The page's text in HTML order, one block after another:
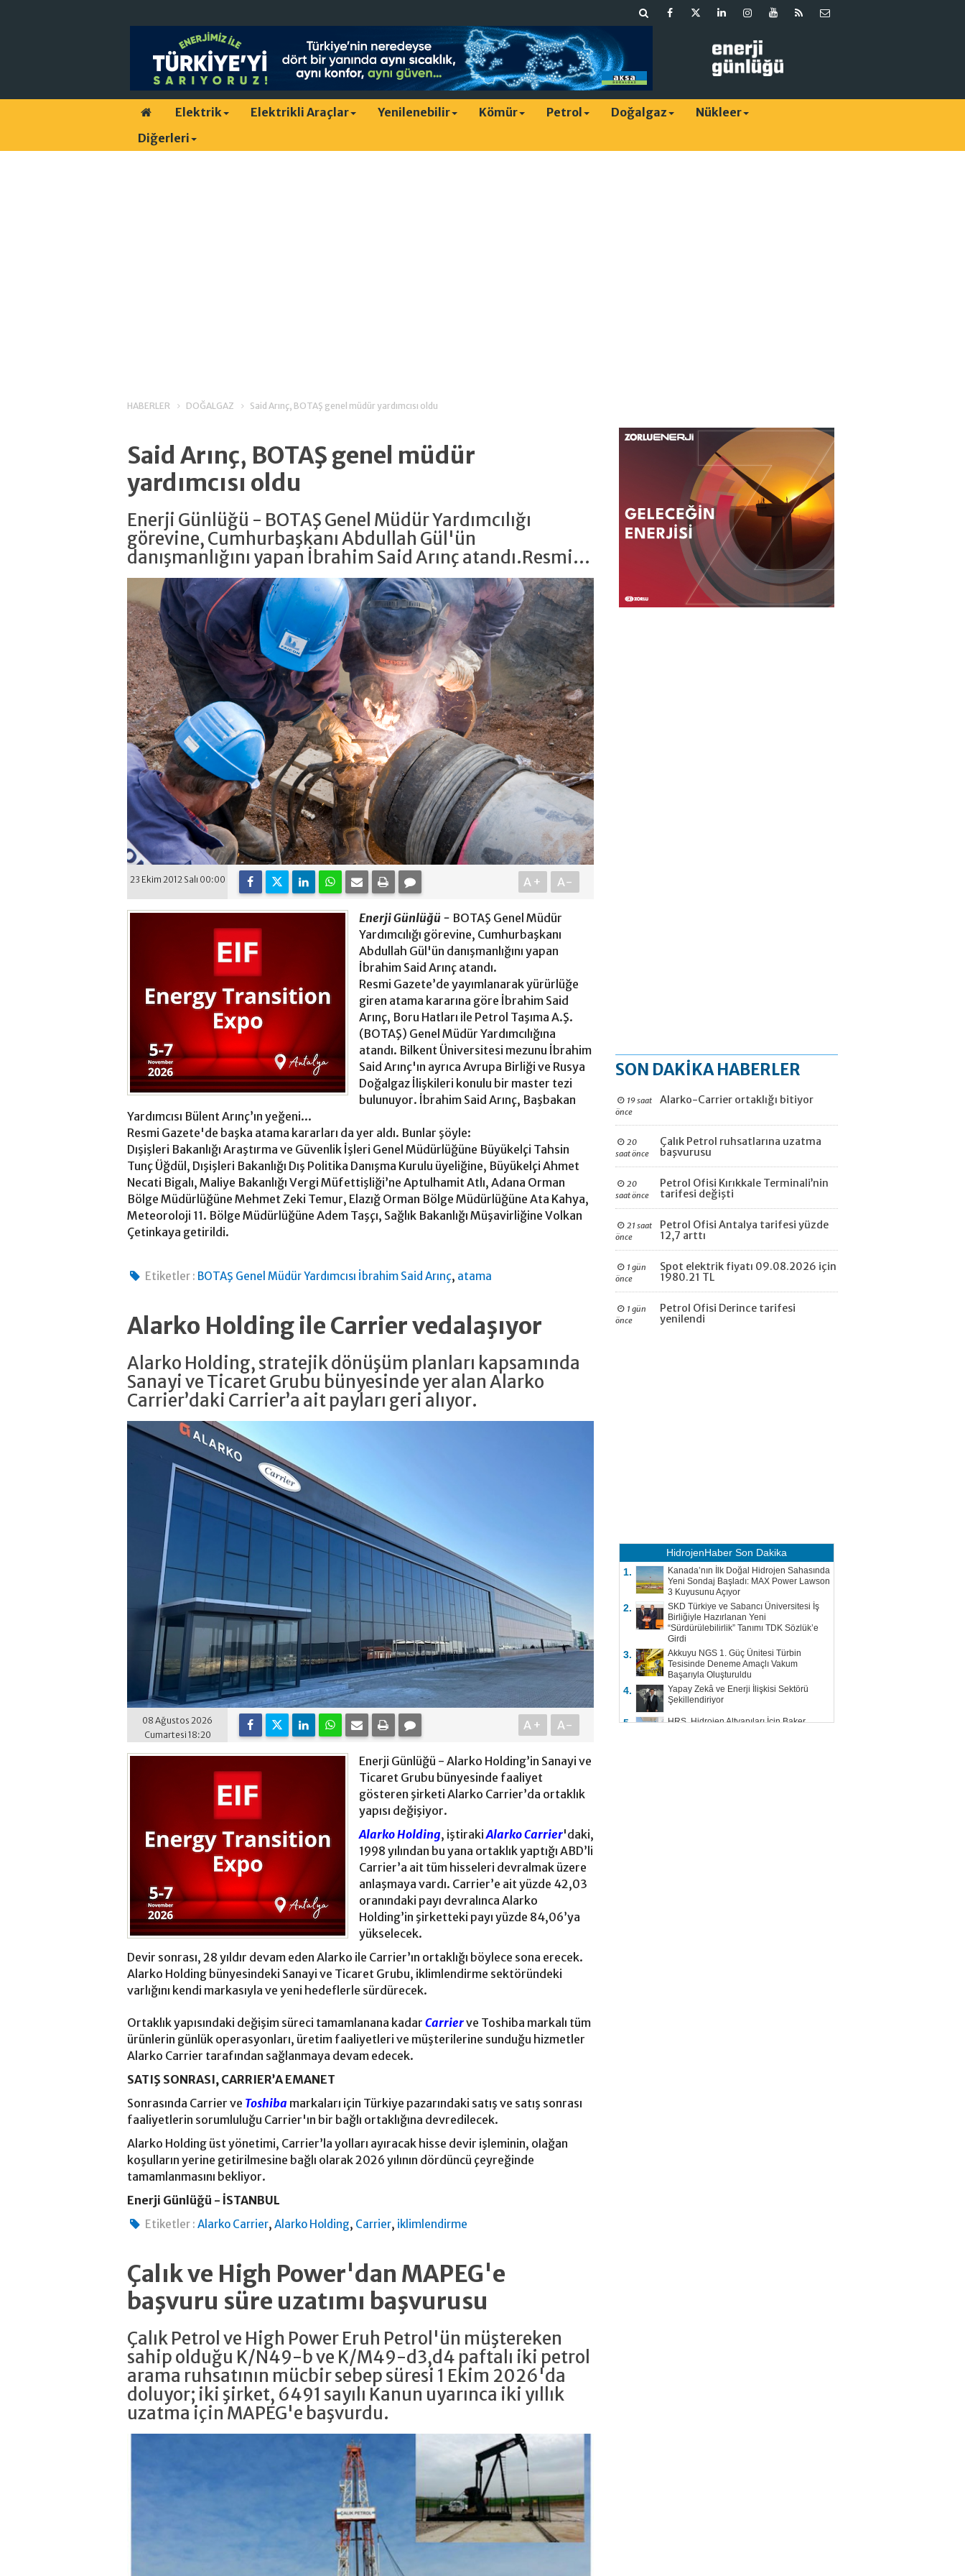
Elektrik Elektrikli Araçlar Yenilenebilir Kömür Petrol Doğalgaz
Nükleer
Diğerleri
HABERLER DOĞALGAZ Said Arınç, BOTAŞ genel müdür yardımcısı oldu
Said Arınç, BOTAŞ genel müdür
yardımcısı oldu
Enerji Günlüğü - BOTAŞ Genel Müdür Yardımcılığı
görevine, Cumhurbaşkanı Abdullah Gül'ün
danışmanlığını yapan İbrahim Said Arınç atandı.Resmi...
23 Ekim 2012 Salı 00:00 A+ A-
Enerji Günlüğü - BOTAŞ Genel Müdür
Yardımcılığı görevine, Cumhurbaşkanı
Abdullah Gül'ün danışmanlığını yapan
İbrahim Said Arınç atandı.
Resmi Gazete’de yayımlanarak yürürlüğe
giren atama kararına göre İbrahim Said
Arınç, Boru Hatları ile Petrol Taşıma A.Ş.
(BOTAŞ) Genel Müdür Yardımcılığına
atandı. Bilkent Üniversitesi mezunu İbrahim
Said Arınç'ın ayrıca Avrupa Birliği ve Rusya
Doğalgaz İlişkileri konulu bir master tezi
bulunuyor. İbrahim Said Arınç, Başbakan
Yardımcısı Bülent Arınç’ın yeğeni...
Resmi Gazete'de başka atama kararları da yer aldı. Bunlar şöyle:
Dışişleri Bakanlığı Araştırma ve Güvenlik İşleri Genel Müdürlüğüne Büyükelçi Tahsin
Tunç Üğdül, Dışişleri Bakanlığı Dış Politika Danışma Kurulu üyeliğine, Büyükelçi Ahmet
Necati Bigalı, Maliye Bakanlığı Vergi Müfettişliği’ne Aptulhamit Atlı, Adana Orman
Bölge Müdürlüğüne Mehmet Zeki Temur, Elazığ Orman Bölge Müdürlüğüne Ata Kahya,
Meteoroloji 11. Bölge Müdürlüğüne Adem Taşçı, Sağlık Bakanlığı Müşavirliğine Volkan
Çetinkaya getirildi.
Etiketler : BOTAŞ Genel Müdür Yardımcısı İbrahim Said Arınç, atama
Alarko Holding ile Carrier vedalaşıyor
Alarko Holding, stratejik dönüşüm planları kapsamında
Sanayi ve Ticaret Grubu bünyesinde yer alan Alarko
Carrier’daki Carrier’a ait payları geri alıyor.
08 Ağustos 2026
Cumartesi 18:20
A+ A-
Enerji Günlüğü - Alarko Holding’in Sanayi ve
Ticaret Grubu bünyesinde faaliyet
gösteren şirketi Alarko Carrier’da ortaklık
yapısı değişiyor.
Alarko Holding, iştirakiAlarko Carrier'daki,
1998 yılından bu yana ortaklık yaptığı ABD’li
Carrier’a ait tüm hisseleri devralmak üzere
anlaşmaya vardı. Carrier’e ait yüzde 42,03
oranındaki payı devralınca Alarko
Holding’in şirketteki payı yüzde 84,06’ya
yükselecek.
Devir sonrası, 28 yıldır devam eden Alarko ile Carrier’ın ortaklığı böylece sona erecek.
Alarko Holding bünyesindeki Sanayi ve Ticaret Grubu, iklimlendirme sektöründeki
varlığını kendi markasıyla ve yeni hedeflerle sürdürecek.
Ortaklık yapısındaki değişim süreci tamamlanana kadar Carrierve Toshiba markalı tüm
ürünlerin günlük operasyonları, üretim faaliyetleri ve müşterilerine sunduğu hizmetler
Alarko Carrier tarafından sağlanmaya devam edecek.
SATIŞ SONRASI, CARRIER’A EMANET
Sonrasında Carrier ve Toshiba markaları için Türkiye pazarındaki satış ve satış sonrası
faaliyetlerin sorumluluğu Carrier'ın bir bağlı ortaklığına devredilecek.
Alarko Holding üst yönetimi, Carrier’la yolları ayıracak hisse devir işleminin, olağan
koşulların yerine getirilmesine bağlı olarak 2026 yılının dördüncü çeyreğinde
tamamlanmasını bekliyor.
Enerji Günlüğü - İSTANBUL
Etiketler : Alarko Carrier,Alarko Holding, Carrier, iklimlendirme
Çalık ve High Power'dan MAPEG'e
başvuru süre uzatımı başvurusu
Çalık Petrol ve High Power Eruh Petrol'ün müştereken
sahip olduğu K/N49-b ve K/M49-d3,d4 paftalı iki petrol
arama ruhsatının mücbir sebep süresi 1 Ekim 2026'da
doluyor; iki şirket, 6491 sayılı Kanun uyarınca iki yıllık
uzatma için MAPEG'e başvurdu.
SON DAKİKA HABERLER
19 saat
önce
Alarko-Carrier ortaklığı bitiyor
20
saat önce
Çalık Petrol ruhsatlarına uzatma
başvurusu
20
saat önce
Petrol Ofisi Kırıkkale Terminali’nin
tarifesi değişti
21 saat
önce
Petrol Ofisi Antalya tarifesi yüzde
12,7 arttı
1 gün
önce
Spot elektrik fiyatı 09.08.2026 için
1980.21 TL
1 gün
önce
Petrol Ofisi Derince tarifesi
yenilendi
HidrojenHaber Son Dakika
1.
Kanada’nın İlk Doğal Hidrojen Sahasında
Yeni Sondaj Başladı: MAX Power Lawson
3 Kuyusunu Açıyor
2.
SKD Türkiye ve Sabancı Üniversitesi İş
Birliğiyle Hazırlanan Yeni
“Sürdürülebilirlik” Tanımı TDK Sözlük’e
Girdi
3.
Akkuyu NGS 1. Güç Ünitesi Türbin
Tesisinde Deneme Amaçlı Vakum
Başarıyla Oluşturuldu
4.
Yapay Zekâ ve Enerji İlişkisi Sektörü
Şekillendiriyor
5.
HRS, Hidrojen Altyapıları İçin Baker